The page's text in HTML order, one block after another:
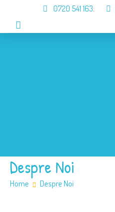
0720 541 163;
Despre Noi
Home Despre Noi